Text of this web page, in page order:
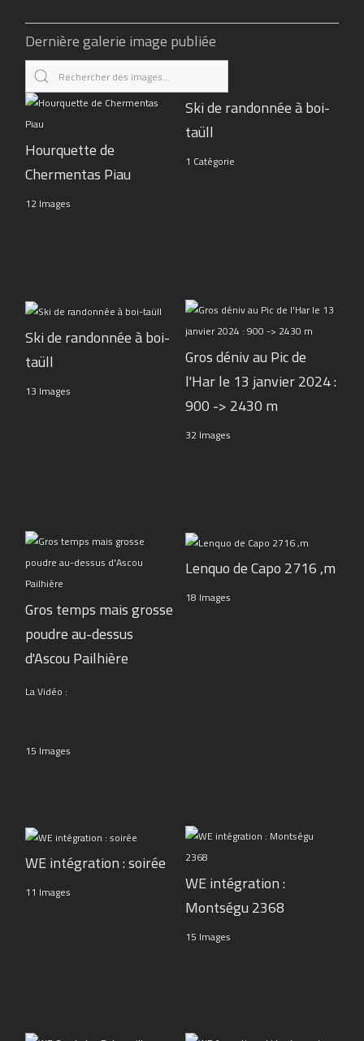
Dernière galerie image publiée
Hourquette de
Chermentas Piau
12 Images
Ski de randonnée à boi-
taüll
1 Catégorie
Ski de randonnée à boi-
taüll
13 Images
Gros déniv au Pic de
l'Har le 13 janvier 2024 :
900 -> 2430 m
32 Images
Gros temps mais grosse
poudre au-dessus
d'Ascou Pailhière
La Vidéo :
15 Images
Lenquo de Capo 2716 ,m
18 Images
WE intégration : soirée
11 Images
WE intégration :
Montségu 2368
15 Images